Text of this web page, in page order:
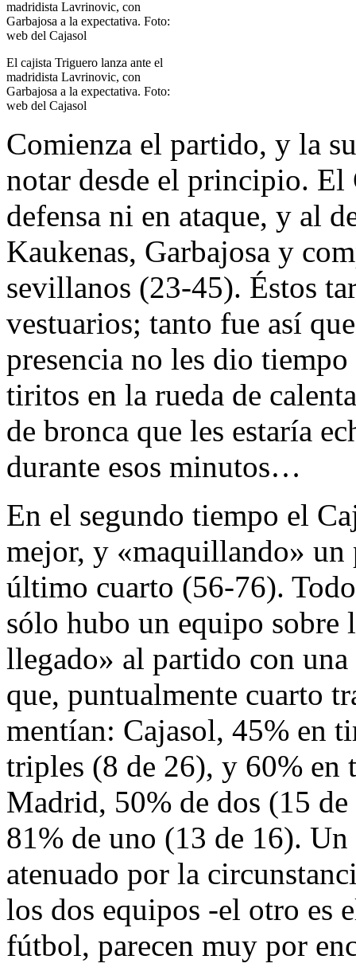
El cajista Triguero lanza ante el
madridista Lavrinovic, con
Garbajosa a la expectativa. Foto:
web del Cajasol
Comienza el partido, y la
notar desde el principio. El
defensa ni en ataque, y al
Kaukenas, Garbajosa y
sevillanos (23-45). Éstos
vestuarios; tanto fue así
presencia no les dio
tiritos en la rueda de
de bronca que les estaría
durante esos minutos…
En el segundo tiempo el
mejor, y «maquillando» un
último cuarto (56-76).
sólo hubo un equipo sobre
llegado» al partido con una
que, puntualmente cuarto
mentían: Cajasol, 45% en
triples (8 de 26), y 60% en
Madrid, 50% de dos (15
81% de uno (13 de 16). Un
atenuado por la
los dos equipos -el otro es
fútbol, parecen muy por